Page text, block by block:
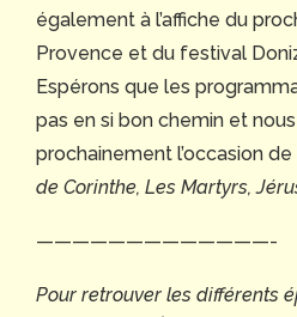
également à l’affiche du
Provence et du festival
Espérons que les
pas en si bon chemin et
prochainement l’occasion
de Corinthe, Les Martyrs,
—————————————-
Pour retrouver les différents